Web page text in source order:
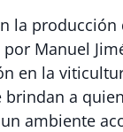
la
Manuel
en la
a
ambiente